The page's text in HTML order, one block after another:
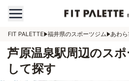
FIT PALETTE 福井県のスポーツジム あわ
芦原温泉駅周辺のス
して探す